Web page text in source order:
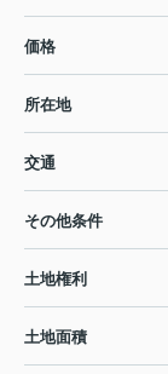
価格
所在地
交通
その他条件
土地権利
土地面積